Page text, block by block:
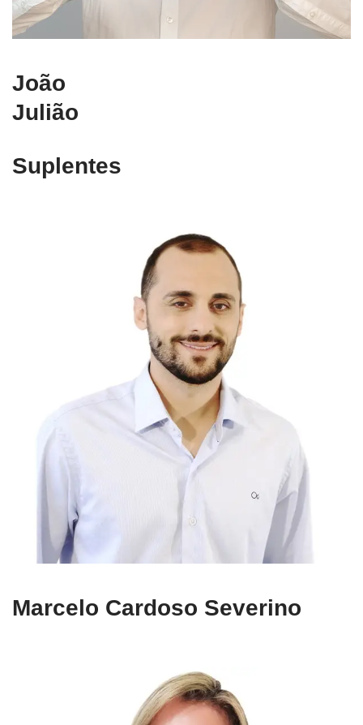
João
Julião
Suplentes
Marcelo Cardoso Severino